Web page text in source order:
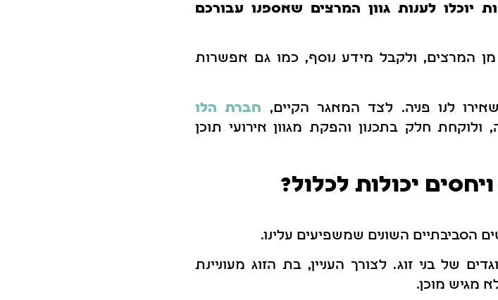
יוכלו לענות גוון המרצים שאספנו עבורכם
המרצים, ולקבל מידע נוסף, כמו גם אפשרות
לנו פניה. לצד המאגר הקיים, חברת הלו
חלק בתכנון והפקת מגוון אירועי תוכן
יכולות לכלול?
הסביבתיים השונים שמשפיעים עלינו.
של בני זוג. לצורך העניין, בת הזוג מעוניינת
מגיש מוכן.